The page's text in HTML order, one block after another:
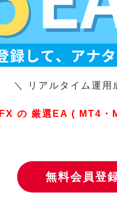
＼ リアルタイム運用
FX の 厳選EA ( MT4・
無料会員登